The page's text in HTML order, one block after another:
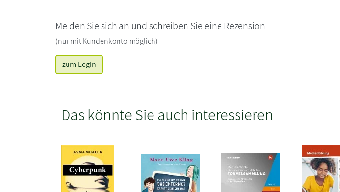
Melden Sie sich an und schreiben Sie eine Rezension
(nur mit Kundenkonto möglich)
zum Login
Das könnte Sie auch interessieren